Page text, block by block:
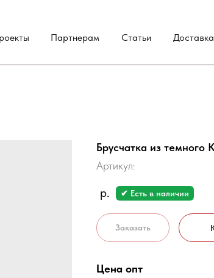
Партнерам Статьи
Брусчатка из темного
Артикул:
р. ✔ Есть в наличии
Заказать
Цена опт